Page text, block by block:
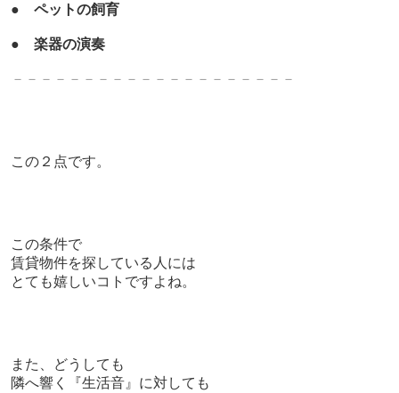
● ペットの飼育
● 楽器の演奏
－－－－－－－－－－－－－－－－－－－－
この２点です。
この条件で
賃貸物件を探している人には
とても嬉しいコトですよね。
また、どうしても
隣へ響く『生活音』に対しても